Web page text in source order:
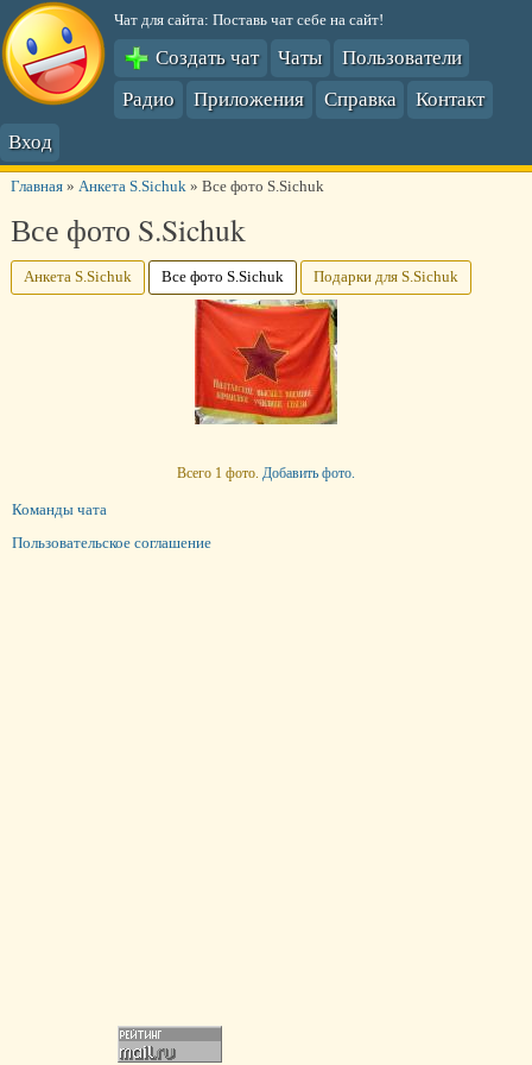
Чат для сайта: Поставь чат себе на сайт!
Создать чат Чаты
Пользователи
Радио
Приложения Справка
Контакт
Вход
Главная» Анкета S.Sichuk» Все фото S.Sichuk
Все фото S.Sichuk
Анкета S.Sichuk Все фото S.Sichuk Подарки для S.Sichuk
Всего 1 фото. Добавить фото.
Команды чата
Пользовательское соглашение